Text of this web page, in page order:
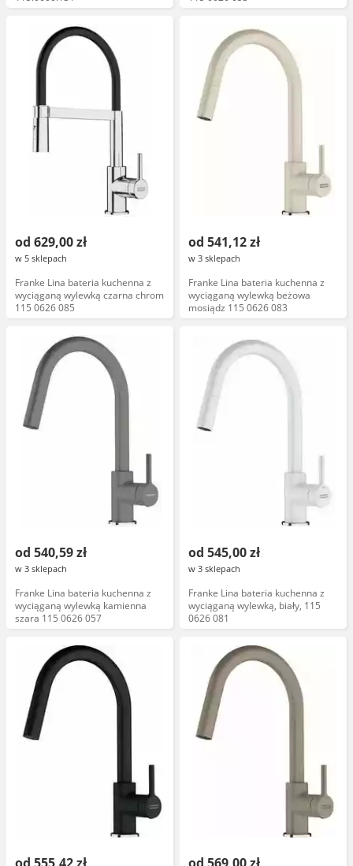
od 629,00 zł
w 5 sklepach
Franke Lina bateria kuchenna z
wyciąganą wylewką czarna chrom
115 0626 085
od 541,12 zł
w 3 sklepach
Franke Lina bateria kuchenna z
wyciąganą wylewką beżowa
mosiądz 115 0626 083
od 540,59 zł
w 3 sklepach
Franke Lina bateria kuchenna z
wyciąganą wylewką kamienna
szara 115 0626 057
od 545,00 zł
w 3 sklepach
Franke Lina bateria kuchenna z
wyciąganą wylewką, biały, 115
0626 081